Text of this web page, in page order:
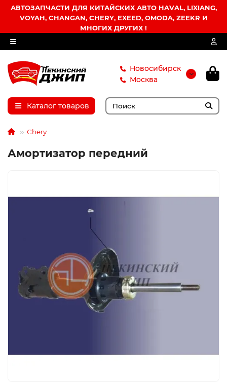
АВТОЗАПЧАСТИ ДЛЯ КИТАЙСКИХ АВТО HAVAL, LIXIANG,
VOYAH, CHANGAN, CHERY, EXEED, OMODA, ZEEKR И
МНОГИХ ДРУГИХ !
Новосибирск
Москва
Каталог товаров
Chery
Амортизатор передний